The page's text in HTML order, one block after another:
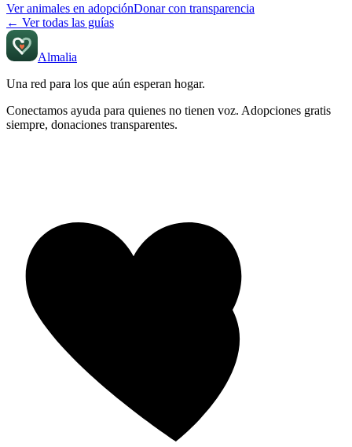
Ver animales en adopciónDonar con transparencia
← Ver todas las guías
Almalia
Una red para los que aún esperan hogar.
Conectamos ayuda para quienes no tienen voz. Adopciones gratis
siempre, donaciones transparentes.